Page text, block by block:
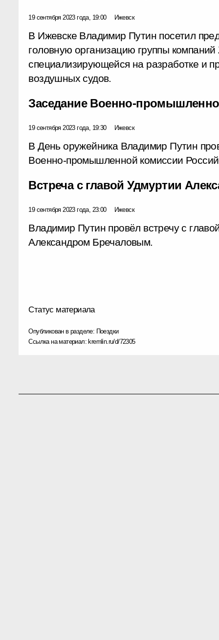
19 сентября 2023 года, 19:00 Ижевск
В Ижевске Владимир Путин посетил
головную организацию группы компаний
специализирующейся на разработке и
воздушных судов.
Заседание Военно-
19 сентября 2023 года, 19:30 Ижевск
В День оружейника Владимир Путин
Военно-промышленной комиссии
Встреча с главой Удмуртии
19 сентября 2023 года, 23:00 Ижевск
Владимир Путин провёл встречу с
Александром Бречаловым.
Статус материала
Опубликован в разделе: Поездки
Ссылка на материал: kremlin.ru/d/72305